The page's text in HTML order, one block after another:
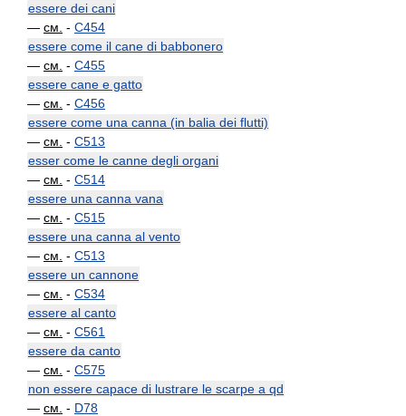
essere dei cani
— см. - C454
essere come il cane di babbonero
— см. - C455
essere cane e gatto
— см. - C456
essere come una canna (in balia dei flutti)
— см. - C513
esser come le canne degli organi
— см. - C514
essere una canna vana
— см. - C515
essere una canna al vento
— см. - C513
essere un cannone
— см. - C534
essere al canto
— см. - C561
essere da canto
— см. - C575
non essere capace di lustrare le scarpe a qd
— см. - D78